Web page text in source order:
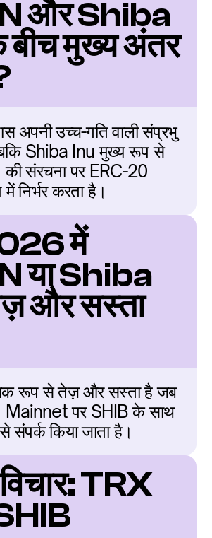
और Shiba
मुख्य अंतर
अपनी उच्च-गति वाली संप्रभु
Shiba Inu मुख्य रूप से
संरचना पर ERC-20
निर्भर करता है।
में
या Shiba
और सस्ता
रूप से तेज़ और सस्ता है जब
पर SHIB के साथ
संपर्क किया जाता है।
TRX